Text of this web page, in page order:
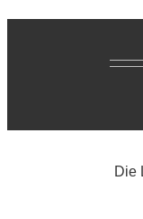
Die